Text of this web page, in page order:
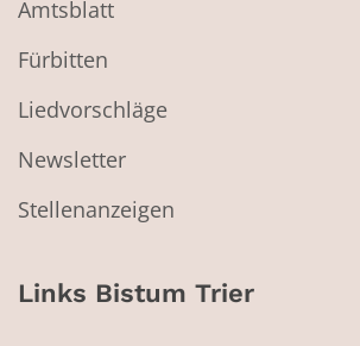
Amtsblatt
Fürbitten
Liedvorschläge
Newsletter
Stellenanzeigen
Links Bistum Trier